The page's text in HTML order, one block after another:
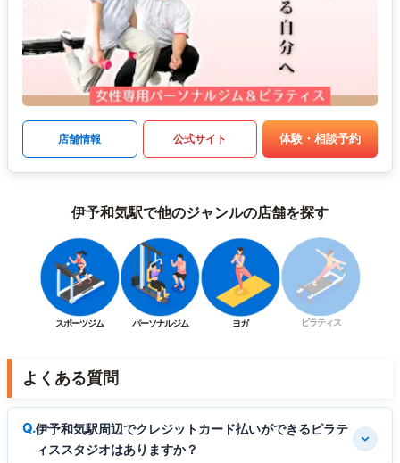
店舗情報 公式サイト 体験・相談予約
伊予和気駅で他のジャンルの店舗を探す
スポーツジム パーソナルジム ヨガ ピラティス
よくある質問
伊予和気駅周辺でクレジットカード払いができるピラテ
ィススタジオはありますか？